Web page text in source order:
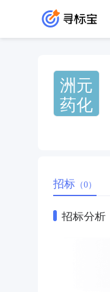
洲元
药化
招标 （0）
招标分析